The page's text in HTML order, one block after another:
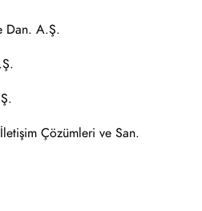
Dan. A.Ş.
Çözümleri ve San.